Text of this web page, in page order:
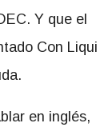
Y que el
Con Liqui
en inglés,